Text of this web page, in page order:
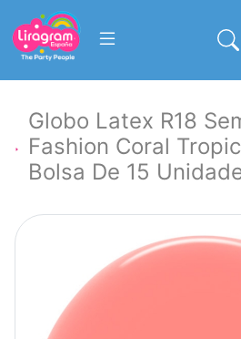
Globo Latex R18
Fashion Coral
Bolsa De 15